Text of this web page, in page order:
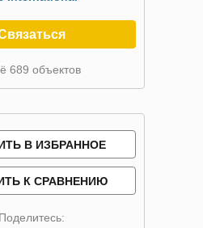
689 объектов
В ИЗБРАННОЕ
К СРАВНЕНИЮ
Поделитесь: